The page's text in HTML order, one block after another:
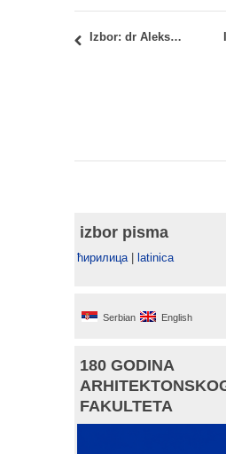
Izbor: dr Aleksandar Rajčić, dipl.inž.arh.
izbor pisma
ћирилица| latinica
Serbian English
180 GODINA
FAKULTETA